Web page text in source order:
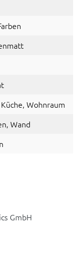
, Wohnraum
, Wand
GmbH